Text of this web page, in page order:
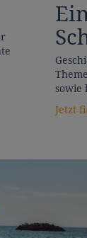
sowie
Jetzt